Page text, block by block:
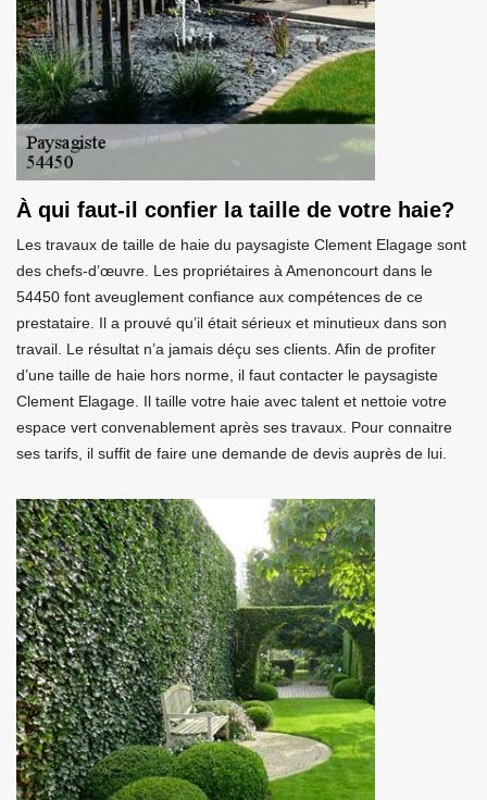
À qui faut-il confier la taille de votre haie?
Les travaux de taille de haie du paysagiste Clement Elagage sont
des chefs-d’œuvre. Les propriétaires à Amenoncourt dans le
54450 font aveuglement confiance aux compétences de ce
prestataire. Il a prouvé qu’il était sérieux et minutieux dans son
travail. Le résultat n’a jamais déçu ses clients. Afin de profiter
d’une taille de haie hors norme, il faut contacter le paysagiste
Clement Elagage. Il taille votre haie avec talent et nettoie votre
espace vert convenablement après ses travaux. Pour connaitre
ses tarifs, il suffit de faire une demande de devis auprès de lui.